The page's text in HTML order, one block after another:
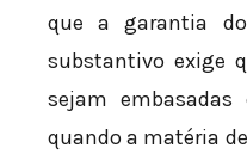
que a garantia
substantivo exige
sejam
quando a matéria